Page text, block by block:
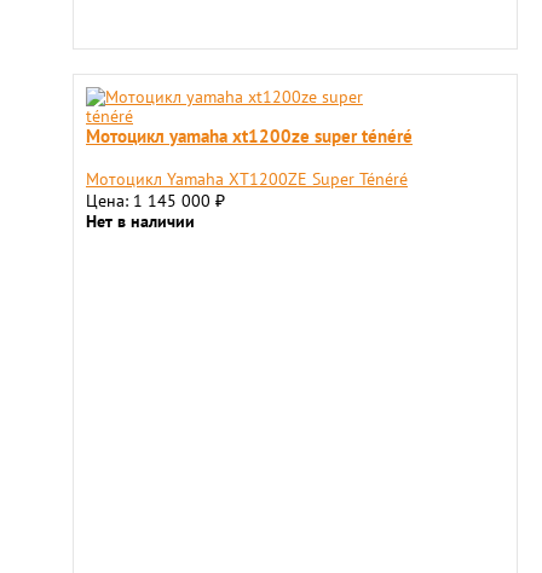
Мотоцикл yamaha xt1200ze super ténéré
Мотоцикл Yamaha XT1200ZE Super Ténéré
Цена: 1 145 000 ₽
Нет в наличии